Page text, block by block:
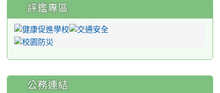
評鑑專區
公務連結